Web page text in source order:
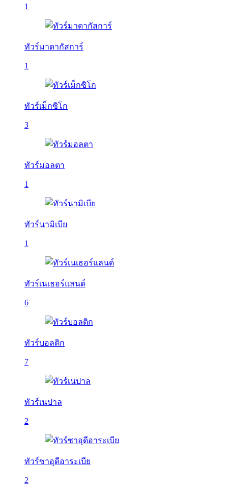
1
ทัวร์มาดากัสการ์
1
ทัวร์เม็กซิโก
3
ทัวร์มอลตา
1
ทัวร์นามิเบีย
1
ทัวร์เนเธอร์แลนด์
6
ทัวร์บอลติก
7
ทัวร์เนปาล
2
ทัวร์ซาอุดีอาระเบีย
2